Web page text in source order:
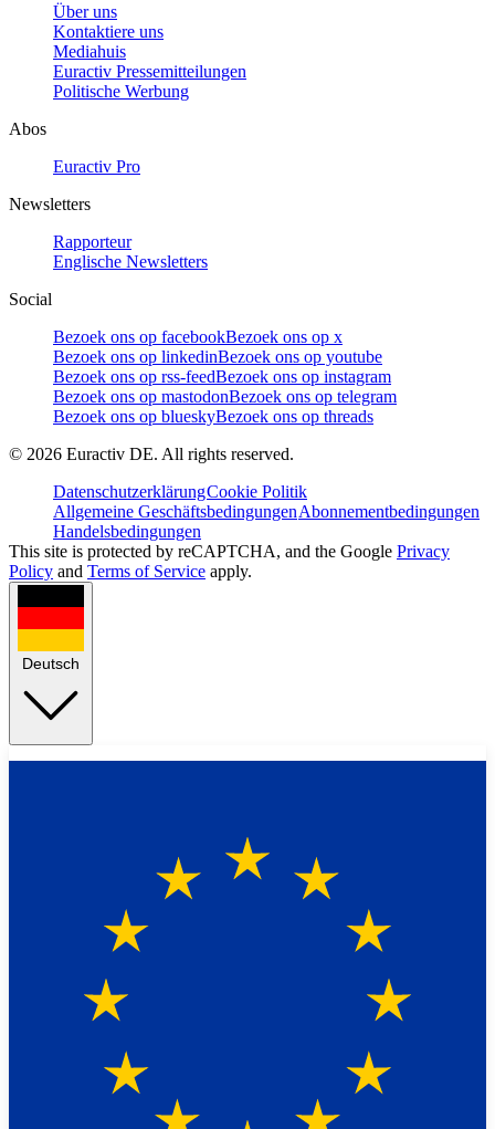
Über uns
Kontaktiere uns
Mediahuis
Euractiv Pressemitteilungen
Politische Werbung
Abos
Euractiv Pro
Newsletters
Rapporteur
Englische Newsletters
Social
Bezoek ons op facebookBezoek ons op x
Bezoek ons op linkedinBezoek ons op youtube
Bezoek ons op rss-feedBezoek ons op instagram
Bezoek ons op mastodonBezoek ons op telegram
Bezoek ons op blueskyBezoek ons op threads
© 2026 Euractiv DE. All rights reserved.
DatenschutzerklärungCookie Politik
Allgemeine GeschäftsbedingungenAbonnementbedingungen
Handelsbedingungen
This site is protected by reCAPTCHA, and the Google Privacy
Policy and Terms of Service apply.
Deutsch